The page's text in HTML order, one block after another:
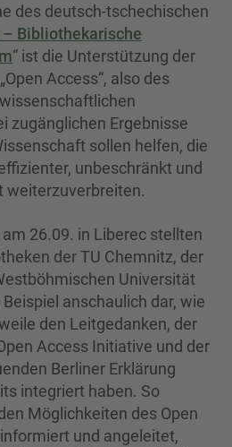
des deutsch-tschechischen
Bibliothekarische
“ ist die Unterstützung der
Access“, also des
zugänglichen Ergebnisse
sollen helfen, die
unbeschränkt und
weiterzuverbreiten.
26.09. in Liberec stellten
der TU Chemnitz, der
Universität
anschaulich dar, wie
den Leitgedanken, der
Access Initiative und der
Berliner Erklärung
integriert haben. So
Möglichkeiten des Open
und angeleitet,